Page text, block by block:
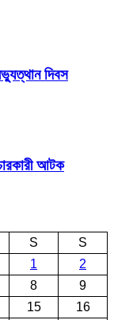
দিবস
আটক​
S
S
1
2
8
9
15
16